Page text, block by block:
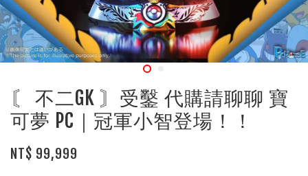
〘 不二GK 〙受鑿 代購請聊聊 寶
可夢 PC｜冠軍小智登場！！
NT$ 99,999